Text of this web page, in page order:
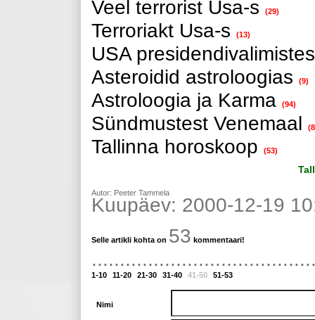
Veel terrorist Usa-s (29)
Terroriakt Usa-s (13)
USA
Asteroidid astroloogias
(9)
Astroloogia ja Karma (94)
Sündmustest Venemaal
Tallinna horoskoop (53)
Autor: Peeter Tammela
Kuupäev: 2000-12-19
Selle artikli kohta on 53 kommentaari!
1-10 11-20 21-30 31-40 41-50 51-53
Nimi